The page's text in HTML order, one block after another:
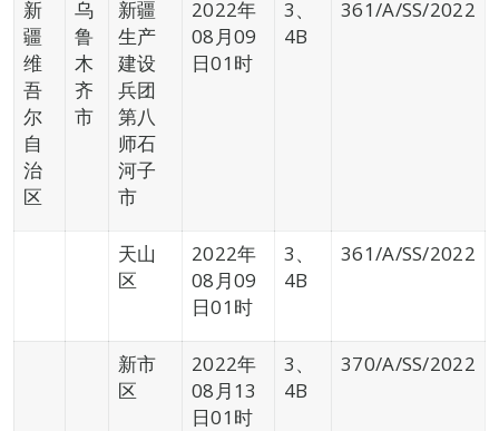
新
疆
维
吾
尔
自
治
区
乌
鲁
木
齐
市
新疆
生产
建设
兵团
第八
师石
河子
市
2022年
08月09
日01时
3、
4B
361/A/SS/2022
天山
区
2022年
08月09
日01时
3、
4B
361/A/SS/2022
新市
区
2022年
08月13
日01时
3、
4B
370/A/SS/2022